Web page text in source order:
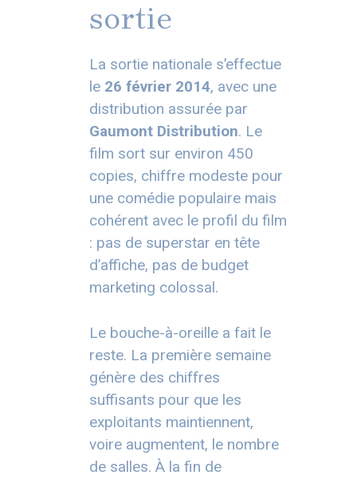
sortie
La sortie nationale s’effectue
le 26 février 2014, avec une
distribution assurée par
Gaumont Distribution. Le
film sort sur environ 450
copies, chiffre modeste pour
une comédie populaire mais
cohérent avec le profil du film
: pas de superstar en tête
d’affiche, pas de budget
marketing colossal.
Le bouche-à-oreille a fait le
reste. La première semaine
génère des chiffres
suffisants pour que les
exploitants maintiennent,
voire augmentent, le nombre
de salles. À la fin de